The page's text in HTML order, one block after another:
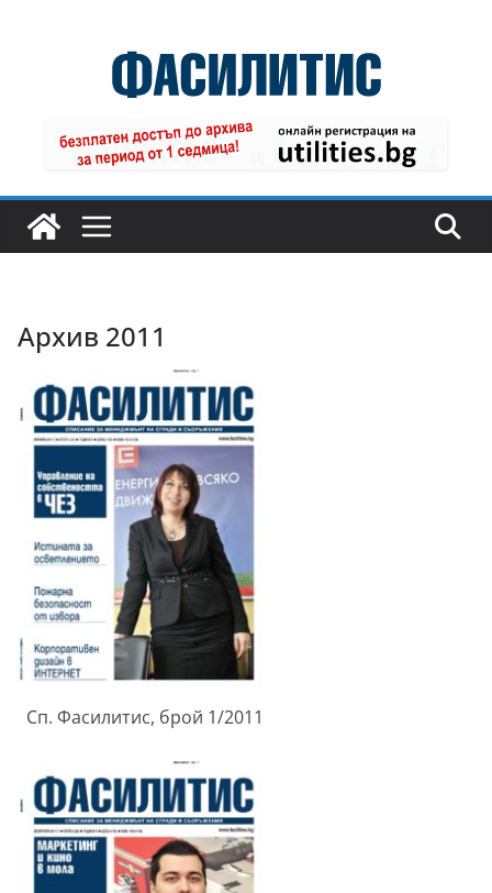
Архив 2011
Сп. Фасилитис, брой 1/2011